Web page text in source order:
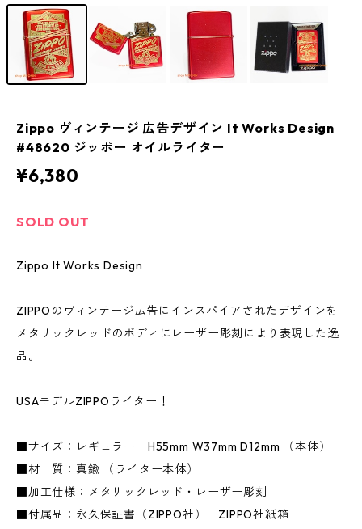
Zippo ヴィンテージ 広告デザイン It Works Design
#48620 ジッポー オイルライター
¥6,380
SOLD OUT
Zippo It Works Design
ZIPPOのヴィンテージ広告にインスパイアされたデザインを
メタリックレッドのボディにレーザー彫刻により表現した逸
品。
USAモデルZIPPOライター！
■サイズ：レギュラー H55mm W37mm D12mm （本体）
■材 質：真鍮 （ライター本体）
■加工仕様：メタリックレッド・レーザー彫刻
■付属品：永久保証書（ZIPPO社） ZIPPO社紙箱